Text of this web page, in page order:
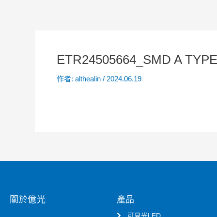
ETR24505664_SMD A
作者: althealin / 2024.06.19
關於億光 產品